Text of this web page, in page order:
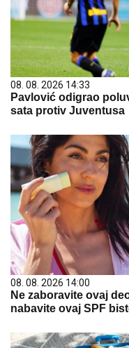
08. 08. 2026 14:33
Pavlović odigrao
sata protiv Juventusa
08. 08. 2026 14:00
Ne zaboravite ovaj
nabavite ovaj SPF